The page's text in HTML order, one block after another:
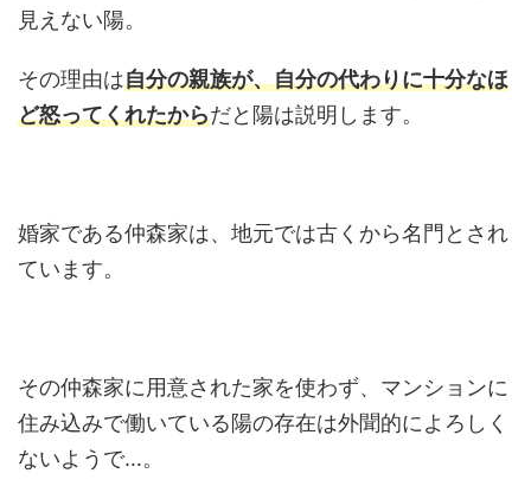
見えない陽。
その理由は自分の親族が、自分の代わりに十分なほ
ど怒ってくれたからだと陽は説明します。
婚家である仲森家は、地元では古くから名門とされ
ています。
その仲森家に用意された家を使わず、マンションに
住み込みで働いている陽の存在は外聞的によろしく
ないようで…。